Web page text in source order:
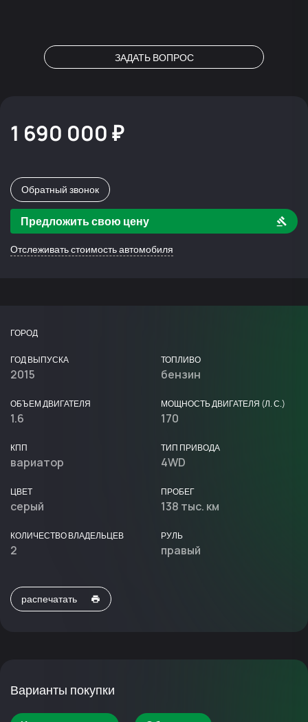
ЗАДАТЬ ВОПРОС
1 690 000 ₽
Обратный звонок
Предложить свою цену
Отслеживать стоимость автомобиля
ГОРОД
ГОД ВЫПУСКА
2015
ТОПЛИВО
бензин
ОБЪЕМ ДВИГАТЕЛЯ
1.6
МОЩНОСТЬ ДВИГАТЕЛЯ (Л. С.)
170
КПП
вариатор
ТИП ПРИВОДА
4WD
ЦВЕТ
серый
ПРОБЕГ
138 тыс. км
КОЛИЧЕСТВО ВЛАДЕЛЬЦЕВ
2
РУЛЬ
правый
распечатать
Варианты покупки